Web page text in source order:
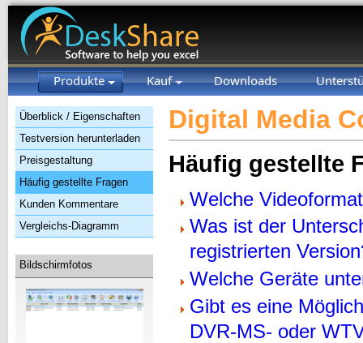
Produkte Kauf Downloads
Überblick / Eigenschaften
Testversion herunterladen
Preisgestaltung
Häufig gestellte Fragen
Kunden Kommentare
Vergleichs-Diagramm
Bildschirmfotos
Digital Media
Häufig gestellte
Welche
Was ist der
registrierten
Welche Geräte
Gibt es eine
DVR-MS- oder